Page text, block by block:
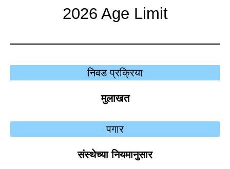
2026 Age Limit
निवड प्रक्रिया
मुलाखत
पगार
संस्थेच्या नियमानुसार